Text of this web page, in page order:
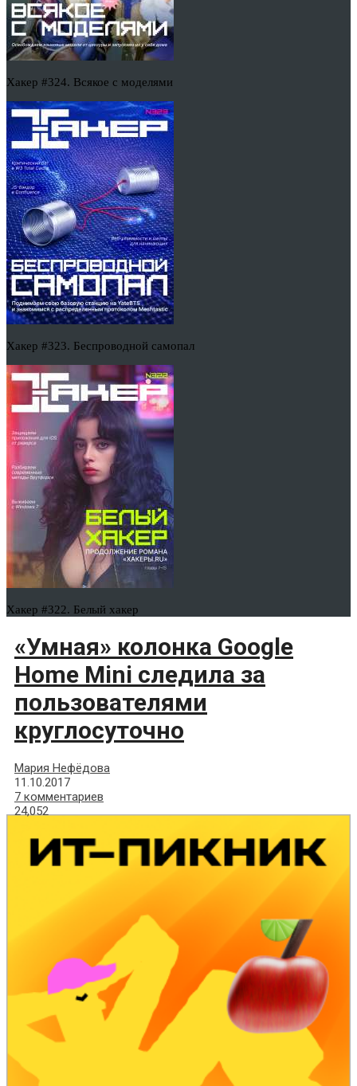
Хакер #324. Всякое с моделями
Хакер #323. Беспроводной самопал
Хакер #322. Белый хакер
«Умная» колонка Google
Home Mini следила за
пользователями
круглосуточно
Мария Нефёдова
11.10.2017
7 комментариев
24,052